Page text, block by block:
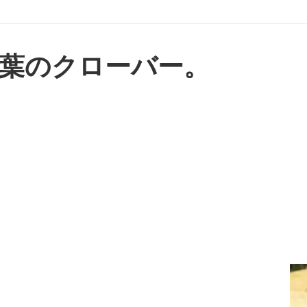
のクローバー。